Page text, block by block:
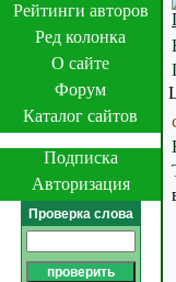
Рейтинги авторов
Ред колонка
О сайте
Форум
Каталог сайтов
Подписка
Авторизация
Проверка слова